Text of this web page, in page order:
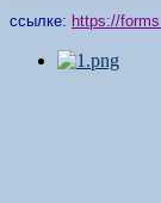
ссылке: https://